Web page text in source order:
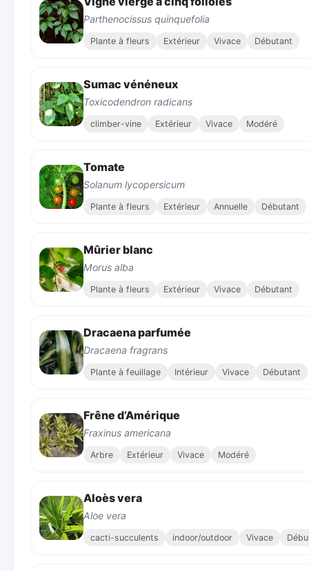
Parthenocissus quinquefolia
Plante à fleurs Extérieur Vivace Débutant
Sumac vénéneux
Toxicodendron radicans
climber-vine Extérieur Vivace Modéré
Tomate
Solanum lycopersicum
Plante à fleurs Extérieur Annuelle Débutant
Mûrier blanc
Morus alba
Plante à fleurs Extérieur Vivace Débutant
Dracaena parfumée
Dracaena fragrans
Plante à feuillage Intérieur Vivace Débutant
Frêne d’Amérique
Fraxinus americana
Arbre Extérieur Vivace Modéré
Aloès vera
Aloe vera
cacti-succulents indoor/outdoor Vivace